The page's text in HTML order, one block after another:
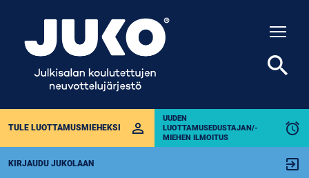
TULE LUOTTAMUSMIEHEKSI perm_identity
UUDEN
LUOTTAMUSEDUSTAJAN/-
MIEHEN ILMOITUS
alarm
KIRJAUDU JUKOLAAN exit_to_app
search